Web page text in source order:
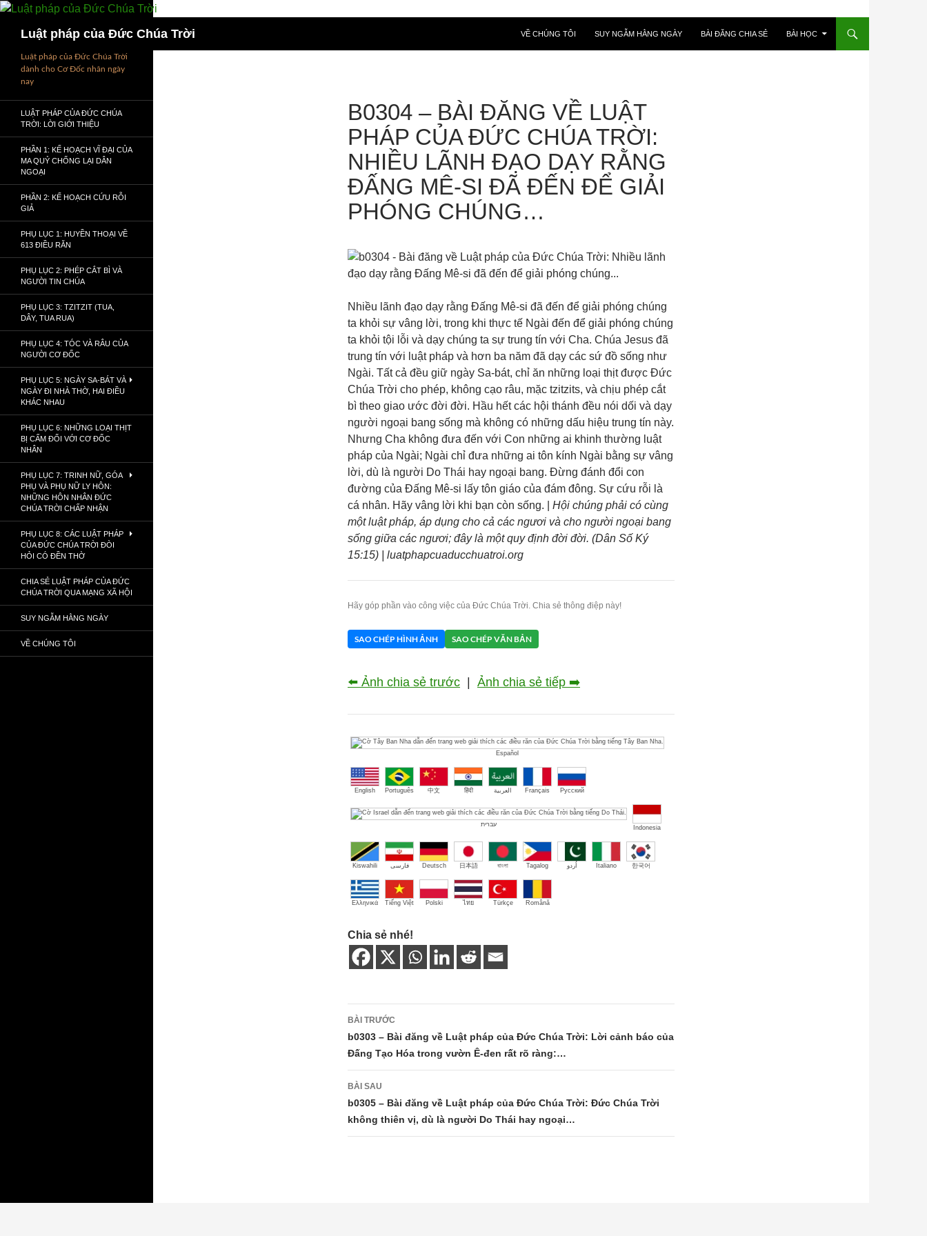
Chuyển
dung
Luật pháp của Đức Chúa Trời
kiếm
VỀ CHÚNG TÔI SUY NGẪM HẰNG NGÀY BÀI ĐĂNG CHIA SẺ BÀI HỌC
B0304 – BÀI ĐĂNG VỀ LUẬT
PHÁP CỦA ĐỨC CHÚA TRỜI:
NHIỀU LÃNH ĐẠO DẠY RẰNG
ĐẤNG MÊ-SI ĐÃ ĐẾN ĐỂ GIẢI
PHÓNG CHÚNG…
Nhiều lãnh đạo dạy rằng Đấng Mê-si đã đến để giải phóng chúng
ta khỏi sự vâng lời, trong khi thực tế Ngài đến để giải phóng chúng
ta khỏi tội lỗi và dạy chúng ta sự trung tín với Cha. Chúa Jesus đã
trung tín với luật pháp và hơn ba năm đã dạy các sứ đồ sống như
Ngài. Tất cả đều giữ ngày Sa-bát, chỉ ăn những loại thịt được Đức
Chúa Trời cho phép, không cạo râu, mặc tzitzits, và chịu phép cắt
bì theo giao ước đời đời. Hầu hết các hội thánh đều nói dối và dạy
người ngoại bang sống mà không có những dấu hiệu trung tín này.
Nhưng Cha không đưa đến với Con những ai khinh thường luật
pháp của Ngài; Ngài chỉ đưa những ai tôn kính Ngài bằng sự vâng
lời, dù là người Do Thái hay ngoại bang. Đừng đánh đổi con
đường của Đấng Mê-si lấy tôn giáo của đám đông. Sự cứu rỗi là
cá nhân. Hãy vâng lời khi bạn còn sống. | Hội chúng phải có cùng
một luật pháp, áp dụng cho cả các ngươi và cho người ngoại bang
sống giữa các ngươi; đây là một quy định đời đời. (Dân Số Ký
15:15) | luatphapcuaducchuatroi.org
Hãy góp phần vào công việc của Đức Chúa Trời. Chia sẻ thông điệp này!
SAO CHÉP HÌNH ẢNH SAO CHÉP VĂN BẢN
⬅️ Ảnh chia sẻ trước | Ảnh chia sẻ tiếp ➡️
Español
English Português 中文 हिंदी العربية Français Русский
עברית
Indonesia
Kiswahili فارسی Deutsch 日本語 বাংলা Tagalog اُردو Italiano 한국어
Ελληνικά Tiếng Việt Polski ไทย Türkçe Română
Chia sẻ nhé!
Điều
hướng
bài
viết
BÀI TRƯỚC
b0303 – Bài đăng về Luật pháp của Đức Chúa Trời: Lời cảnh báo của
Đấng Tạo Hóa trong vườn Ê-đen rất rõ ràng:…
BÀI SAU
b0305 – Bài đăng về Luật pháp của Đức Chúa Trời: Đức Chúa Trời
không thiên vị, dù là người Do Thái hay ngoại…
Luật pháp của Đức Chúa Trời
dành cho Cơ Đốc nhân ngày
nay
LUẬT PHÁP CỦA ĐỨC CHÚA
TRỜI: LỜI GIỚI THIỆU
PHẦN 1: KẾ HOẠCH VĨ ĐẠI CỦA
MA QUỶ CHỐNG LẠI DÂN
NGOẠI
PHẦN 2: KẾ HOẠCH CỨU RỖI
GIẢ
PHỤ LỤC 1: HUYỀN THOẠI VỀ
613 ĐIỀU RĂN
PHỤ LỤC 2: PHÉP CẮT BÌ VÀ
NGƯỜI TIN CHÚA
PHỤ LỤC 3: TZITZIT (TUA,
DÂY, TUA RUA)
PHỤ LỤC 4: TÓC VÀ RÂU CỦA
NGƯỜI CƠ ĐỐC
PHỤ LỤC 5: NGÀY SA-BÁT VÀ
NGÀY ĐI NHÀ THỜ, HAI ĐIỀU
KHÁC NHAU
PHỤ LỤC 6: NHỮNG LOẠI THỊT
BỊ CẤM ĐỐI VỚI CƠ ĐỐC
NHÂN
PHỤ LỤC 7: TRINH NỮ, GÓA
PHỤ VÀ PHỤ NỮ LY HÔN:
NHỮNG HÔN NHÂN ĐỨC
CHÚA TRỜI CHẤP NHẬN
PHỤ LỤC 8: CÁC LUẬT PHÁP
CỦA ĐỨC CHÚA TRỜI ĐÒI
HỎI CÓ ĐỀN THỜ
CHIA SẺ LUẬT PHÁP CỦA ĐỨC
CHÚA TRỜI QUA MẠNG XÃ HỘI
SUY NGẪM HẰNG NGÀY
VỀ CHÚNG TÔI